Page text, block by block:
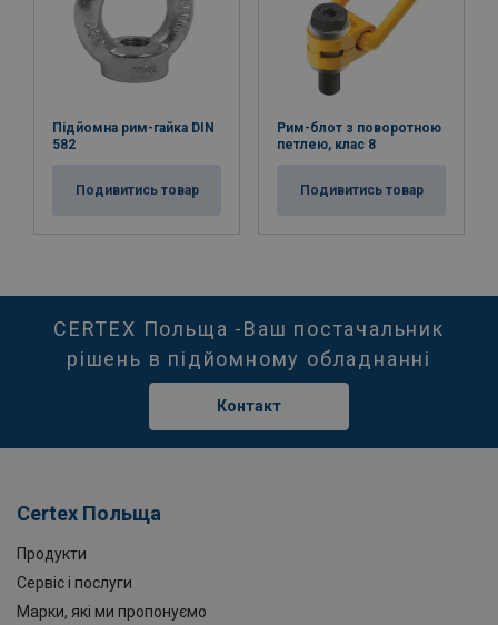
Підйомна рим-гайка DIN
582
Подивитись товар
Рим-блот з поворотною
петлею, клас 8
Подивитись товар
CERTEX Польща -Ваш постачальник
рішень в підйомному обладнанні
Контакт
Certex Польща
Продукти
Сервіс і послуги
Марки, які ми пропонуємо